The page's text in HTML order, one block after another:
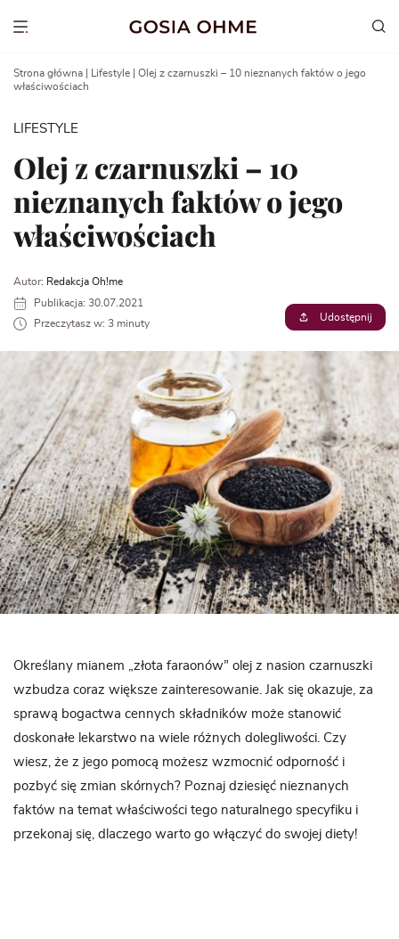
Show menu
Strona główna Lifestyle
Olej z czarnuszki – 10 nieznanych faktów o jego
właściwościach
LIFESTYLE
Olej z czarnuszki – 10
nieznanych faktów o jego
właściwościach
Autor: Redakcja Oh!me
Publikacja: 30.07.2021
Przeczytasz w: 3 minuty
Udostępnij
Określany mianem „złota faraonów” olej z nasion czarnuszki
wzbudza coraz większe zainteresowanie. Jak się okazuje, za
sprawą bogactwa cennych składników może stanowić
doskonałe lekarstwo na wiele różnych dolegliwości. Czy
wiesz, że z jego pomocą możesz wzmocnić odporność i
pozbyć się zmian skórnych? Poznaj dziesięć nieznanych
faktów na temat właściwości tego naturalnego specyfiku i
przekonaj się, dlaczego warto go włączyć do swojej diety!